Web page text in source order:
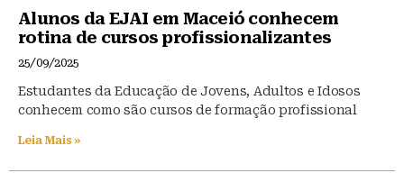
Alunos da EJAI em Maceió conhecem
rotina de cursos profissionalizantes
25/09/2025
Estudantes da Educação de Jovens, Adultos e Idosos
conhecem como são cursos de formação profissional
Leia Mais »